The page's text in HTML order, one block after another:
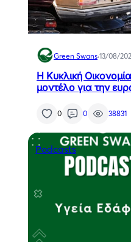
Green Swans·13/08/
Η Κυκλική
μοντέλο για την
0 0 38831
Podcasts